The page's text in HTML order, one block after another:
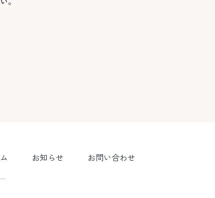
お知らせ お問い合わせ